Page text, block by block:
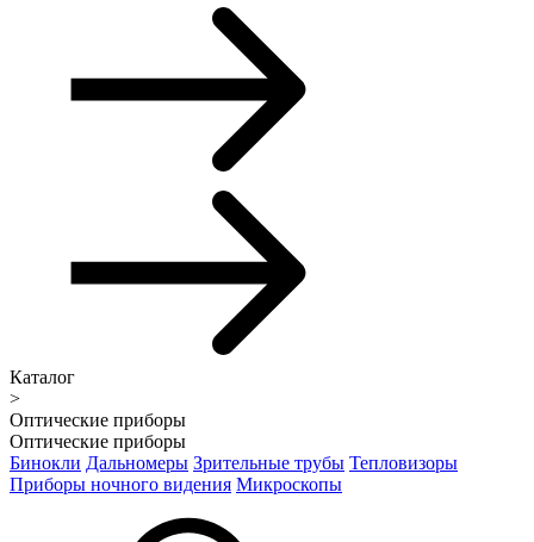
Каталог
>
Оптические приборы
Оптические приборы
Бинокли Дальномеры Зрительные трубы Тепловизоры
Приборы ночного видения Микроскопы